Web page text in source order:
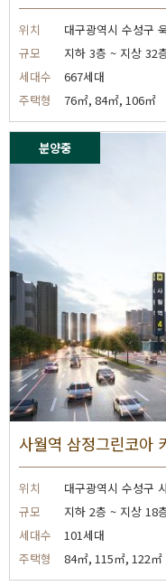
위치
대구광역시 수성구
규모
지하 3층 ~ 지상 32
세대수
667세대
주택형
76㎡, 84㎡, 106㎡
분양중
사월역 삼정그린코아
위치
대구광역시 수성구
규모
지하 2층 ~ 지상 18
세대수
101세대
주택형
84㎡, 115㎡, 122㎡